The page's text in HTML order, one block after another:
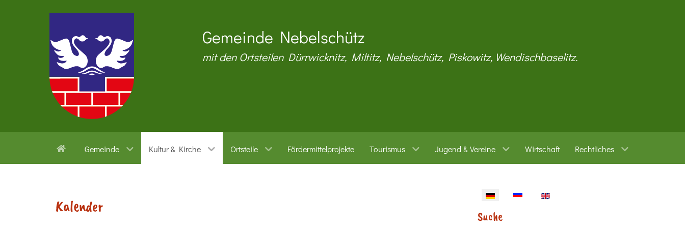
Gemeinde Nebelschütz
mit den Ortsteilen Dürrwicknitz, Miltitz, Nebelschütz, Piskowitz, Wendischbaselitz.
Gemeinde Kultur & Kirche Ortsteile Fördermittelprojekte Tourismus Jugend & Vereine Wirtschaft Rechtliches
Kalender
Sprache auswählen
Suche